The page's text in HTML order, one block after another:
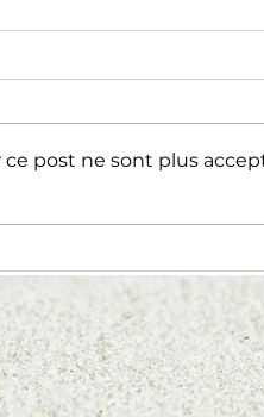
la
post ne sont plus